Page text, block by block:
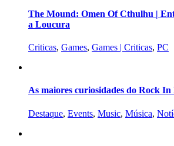
The Mound: Omen Of Cthulhu |
a Loucura
Criticas, Games, Games | Criticas, PC
As maiores curiosidades do Rock In
Destaque, Events, Music, Música,